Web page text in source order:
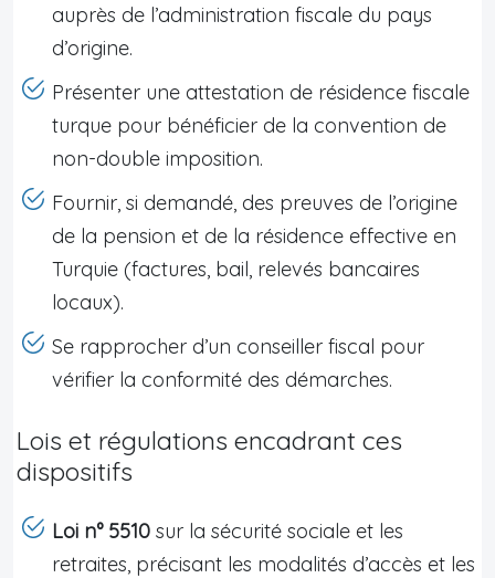
auprès de l’administration fiscale du pays
d’origine.
Présenter une attestation de résidence fiscale
turque pour bénéficier de la convention de
non-double imposition.
Fournir, si demandé, des preuves de l’origine
de la pension et de la résidence effective en
Turquie (factures, bail, relevés bancaires
locaux).
Se rapprocher d’un conseiller fiscal pour
vérifier la conformité des démarches.
Lois et régulations encadrant ces
dispositifs
Loi n° 5510 sur la sécurité sociale et les
retraites, précisant les modalités d’accès et les